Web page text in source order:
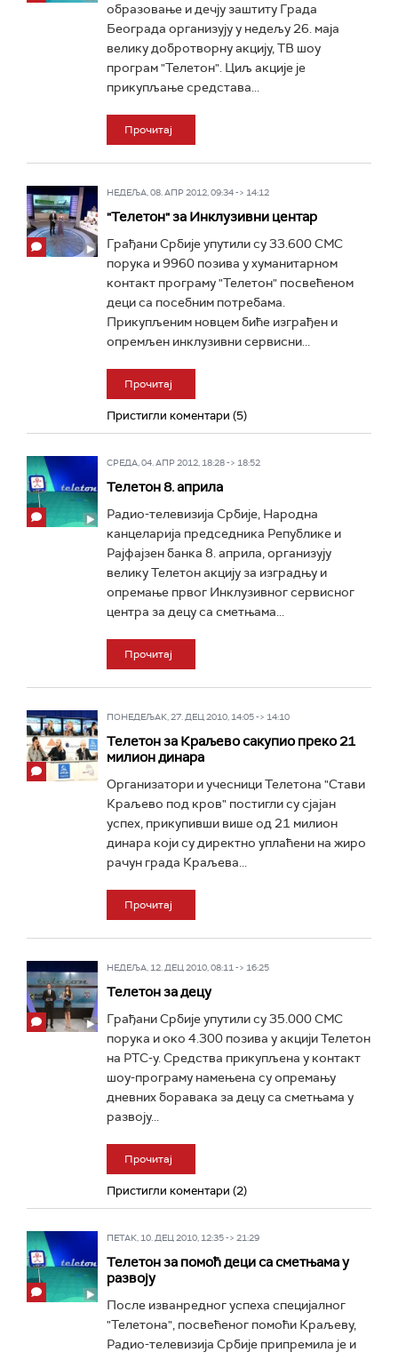
образовање и дечју заштиту Града
Београда организују у недељу 26. маја
велику добротворну акцију, ТВ шоу
програм "Телетон". Циљ акције је
прикупљање средстава...
Прочитај
НЕДЕЉА, 08. АПР 2012, 09:34 -> 14:12
"Телетон" за Инклузивни центар
Грађани Србије упутили су 33.600 СМС
порука и 9960 позива у хуманитарном
контакт програму "Телетон" посвећеном
деци са посебним потребама.
Прикупљеним новцем биће изграђен и
опремљен инклузивни сервисни...
Прочитај
Пристигли коментари (5)
СРЕДА, 04. АПР 2012, 18:28 -> 18:52
Телетон 8. априла
Радио-телевизија Србије, Народна
канцеларија председника Републике и
Рајфајзен банка 8. априла, организују
велику Телетон акцију за изградњу и
опремање првог Инклузивног сервисног
центра за децу са сметњама...
Прочитај
ПОНЕДЕЉАК, 27. ДЕЦ 2010, 14:05 -> 14:10
Телетон за Краљево сакупио преко 21
милион динара
Организатори и учесници Телетона "Стави
Краљево под кров" постигли су сјајан
успех, прикупивши више од 21 милион
динара који су директно уплаћени на жиро
рачун града Краљева...
Прочитај
НЕДЕЉА, 12. ДЕЦ 2010, 08:11 -> 16:25
Телетон за децу
Грађани Србије упутили су 35.000 СМС
порука и око 4.300 позива у акцији Телетон
на РТС-у. Средства прикупљена у контакт
шоу-програму намењена су опремању
дневних боравака за децу са сметњама у
развоју...
Прочитај
Пристигли коментари (2)
ПЕТАК, 10. ДЕЦ 2010, 12:35 -> 21:29
Телетон за помоћ деци са сметњама у
развоју
После изванредног успеха специјалног
"Телетона", посвећеног помоћи Краљеву,
Радио-телевизија Србије припремила је и